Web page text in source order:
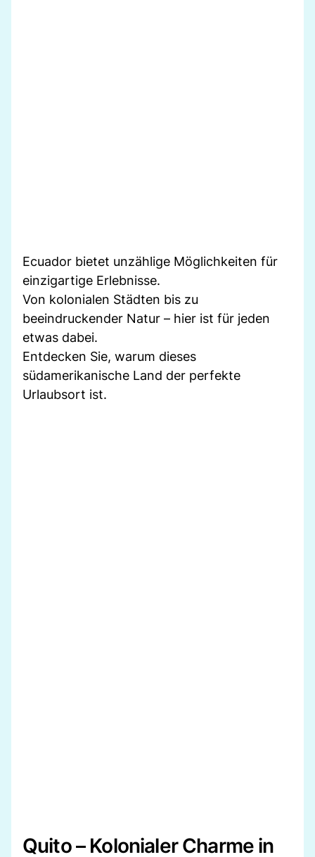
Ecuador bietet unzählige Möglichkeiten für
einzigartige Erlebnisse.
Von kolonialen Städten bis zu
beeindruckender Natur – hier ist für jeden
etwas dabei.
Entdecken Sie, warum dieses
südamerikanische Land der perfekte
Urlaubsort ist.
Quito – Kolonialer Charme in